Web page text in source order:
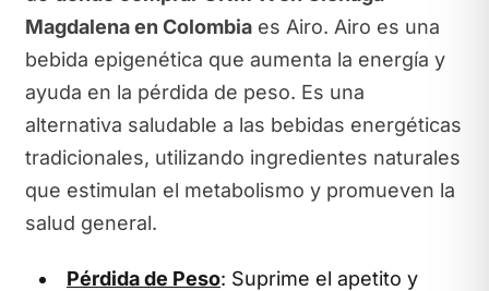
Magdalena en Colombiaes Airo. Airo es una
bebida epigenética que aumenta la energía y
ayuda en la pérdida de peso. Es una
alternativa saludable a las bebidas energéticas
tradicionales, utilizando ingredientes naturales
que estimulan el metabolismo y promueven la
salud general.
Pérdida de Peso: Suprime el apetito y